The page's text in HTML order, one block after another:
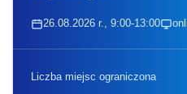
26.08.2026 r., 9:00-13:00
Liczba miejsc ograniczona